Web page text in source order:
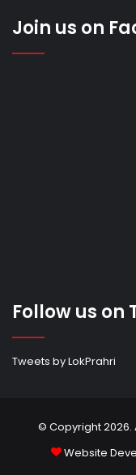
Join us on
Follow us on
Tweets by LokPrahri
© Copyright 2026.
Website